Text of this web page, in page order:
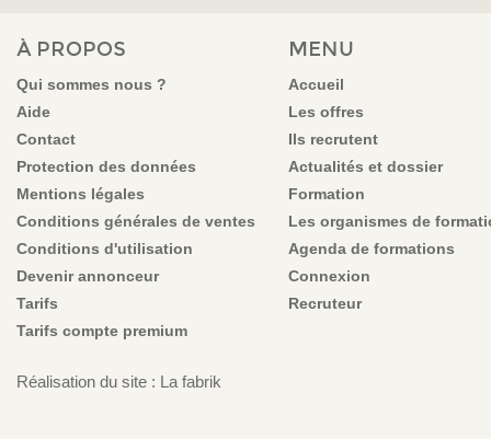
VOUS ÊTES ICI
À PROPOS
Qui sommes nous ?
Aide
Contact
Protection des données
Mentions légales
Conditions générales de ventes
Conditions d'utilisation
Devenir annonceur
Tarifs
Tarifs compte premium
MENU
Accueil
Les offres
Ils recrutent
Actualités et dossier
Formation
Les organismes de
Agenda de formations
Connexion
Recruteur
Réalisation du site : La fabrik